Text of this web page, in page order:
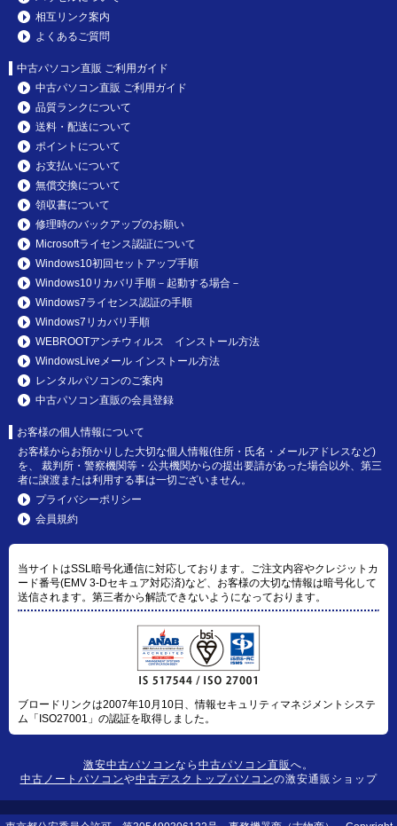
相互リンク案内
よくあるご質問
中古パソコン直販 ご利用ガイド
中古パソコン直販 ご利用ガイド
品質ランクについて
送料・配送について
ポイントについて
お支払いについて
無償交換について
領収書について
修理時のバックアップのお願い
Microsoftライセンス認証について
Windows10初回セットアップ手順
Windows10リカバリ手順－起動する場合－
Windows7ライセンス認証の手順
Windows7リカバリ手順
WEBROOTアンチウィルス インストール方法
WindowsLiveメール インストール方法
レンタルパソコンのご案内
中古パソコン直販の会員登録
お客様の個人情報について
お客様からお預かりした大切な個人情報(住所・氏名・メールアドレスなど)
を、 裁判所・警察機関等・公共機関からの提出要請があった場合以外、第三
者に譲渡または利用する事は一切ございません。
プライバシーポリシー
会員規約
当サイトはSSL暗号化通信に対応しております。ご注文内容やクレジットカ
ード番号(EMV 3-Dセキュア対応済)など、お客様の大切な情報は暗号化して
送信されます。第三者から解読できないようになっております。
ブロードリンクは2007年10月10日、情報セキュリティマネジメントシステ
ム「ISO27001」の認証を取得しました。
激安中古パソコンなら 中古パソコン直販へ。
中古ノートパソコンや中古デスクトップパソコンの激安通販ショップ